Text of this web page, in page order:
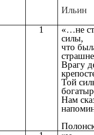
Ильин
1 «…не
силы,
что
Врагу
Той
Нам